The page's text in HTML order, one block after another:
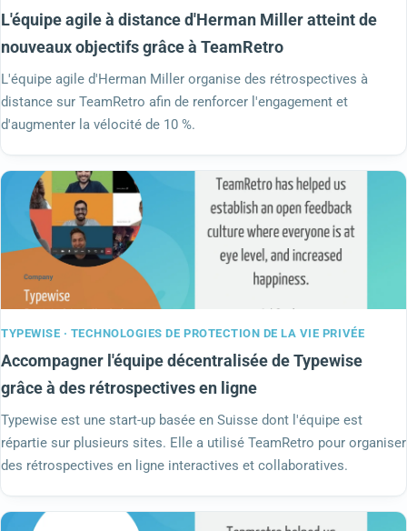
L'équipe agile à distance d'Herman Miller atteint de
nouveaux objectifs grâce à TeamRetro
L'équipe agile d'Herman Miller organise des rétrospectives à
distance sur TeamRetro afin de renforcer l'engagement et
d'augmenter la vélocité de 10 %.
TYPEWISE · TECHNOLOGIES DE PROTECTION DE LA VIE PRIVÉE
Accompagner l'équipe décentralisée de Typewise
grâce à des rétrospectives en ligne
Typewise est une start-up basée en Suisse dont l'équipe est
répartie sur plusieurs sites. Elle a utilisé TeamRetro pour organiser
des rétrospectives en ligne interactives et collaboratives.